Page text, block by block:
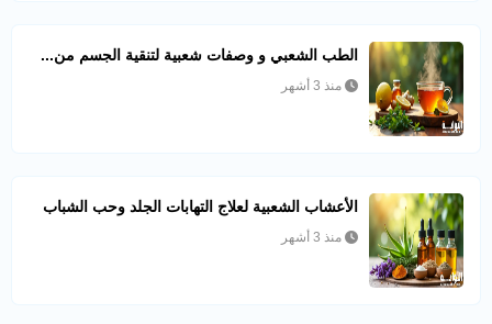
الطب الشعبي و وصفات شعبية لتنقية الجسم من...
منذ 3 أشهر
الأعشاب الشعبية لعلاج التهابات الجلد وحب الشباب
منذ 3 أشهر